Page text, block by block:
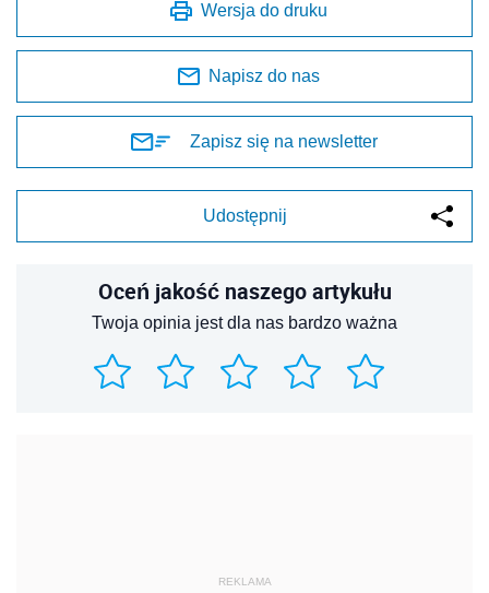
Wersja do druku
Napisz do nas
Zapisz się na newsletter
Udostępnij
Oceń jakość naszego artykułu
Twoja opinia jest dla nas bardzo ważna
REKLAMA